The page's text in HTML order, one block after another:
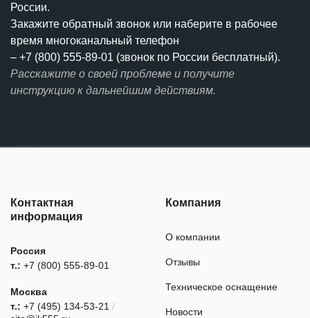
России.
Закажите обратный звонок или наберите в рабочее
время многоканальный телефон
– +7 (800) 555-89-01 (звонок по России бесплатный).
Расскажите о своей проблеме и получите
инструкцию к дальнейшим действиям.
Контактная
информация
Россия
т.: +7 (800) 555-89-01
Москва
т.: +7 (495) 134-53-21 /
Компания
О компании
Отзывы
Техническое оснащение
Новости